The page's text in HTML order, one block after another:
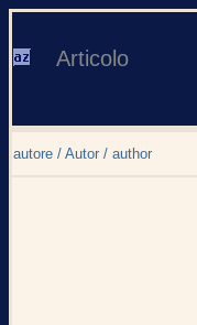
Articolo
autore / Autor / author